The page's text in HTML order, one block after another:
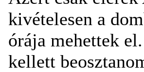
kivételesen a
órája mehettek
kellett